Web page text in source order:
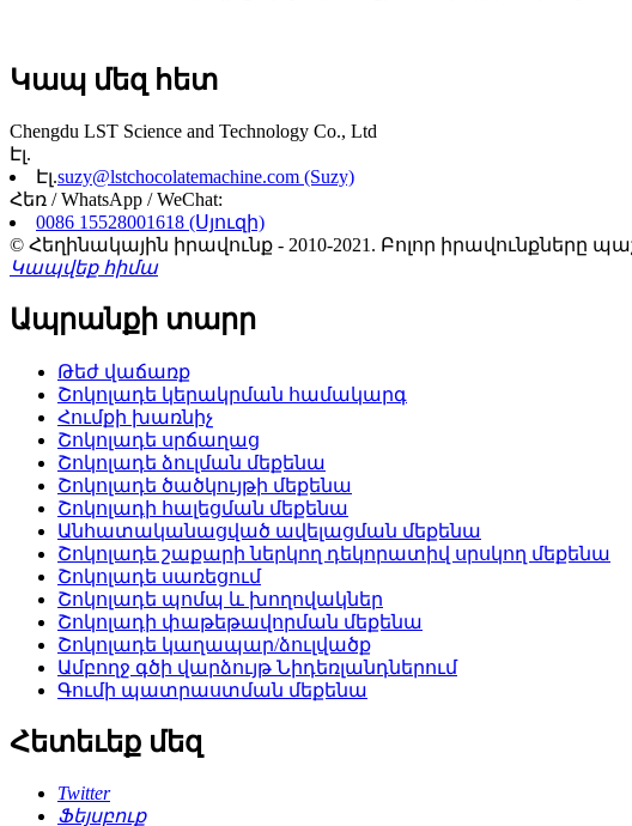
Կապ մեզ հետ
Chengdu LST Science and Technology Co., Ltd
Էլ.
Էլ.suzy@lstchocolatemachine.com (Suzy)
Հեռ / WhatsApp / WeChat:
0086 15528001618 (Սյուզի)
© Հեղինակային իրավունք - 2010-2021. Բոլոր իրավունքները
Կապվեք հիմա
Ապրանքի տարր
Թեժ վաճառք
Շոկոլադե կերակրման համակարգ
Հումքի խառնիչ
Շոկոլադե սրճաղաց
Շոկոլադե ձուլման մեքենա
Շոկոլադե ծածկույթի մեքենա
Շոկոլադի հալեցման մեքենա
Անհատականացված ավելացման մեքենա
Շոկոլադե շաքարի ներկող դեկորատիվ սրսկող մեքենա
Շոկոլադե սառեցում
Շոկոլադե պոմպ և խողովակներ
Շոկոլադի փաթեթավորման մեքենա
Շոկոլադե կաղապար/ձուլվածք
Ամբողջ գծի վարձույթ Նիդեռլանդներում
Գումի պատրաստման մեքենա
Հետեւեք մեզ
Twitter
Ֆեյսբուք